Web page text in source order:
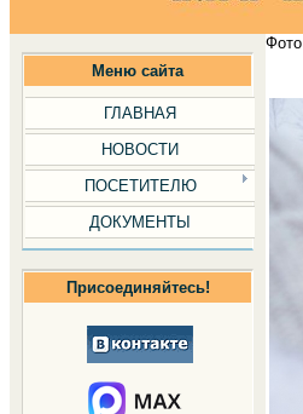
Меню сайта
ГЛАВНАЯ
НОВОСТИ
ПОСЕТИТЕЛЮ
ДОКУМЕНТЫ
Присоединяйтесь!
Фото